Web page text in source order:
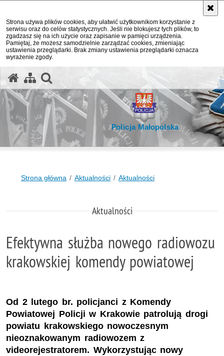
Strona używa plików cookies, aby ułatwić użytkownikom korzystanie z
serwisu oraz do celów statystycznych. Jeśli nie blokujesz tych plików, to
zgadzasz się na ich użycie oraz zapisanie w pamięci urządzenia.
Pamiętaj, że możesz samodzielnie zarządzać cookies, zmieniając
ustawienia przeglądarki. Brak zmiany ustawienia przeglądarki oznacza
wyrażenie zgody.
Policja Małopolska
Strona główna Aktualności Aktualności
Aktualności
Efektywna służba nowego radiowozu
krakowskiej komendy powiatowej
Od 2 lutego br. policjanci z Komendy
Powiatowej Policji w Krakowie patrolują drogi
powiatu krakowskiego nowoczesnym
nieoznakowanym radiowozem z
videorejestratorem. Wykorzystując nowy